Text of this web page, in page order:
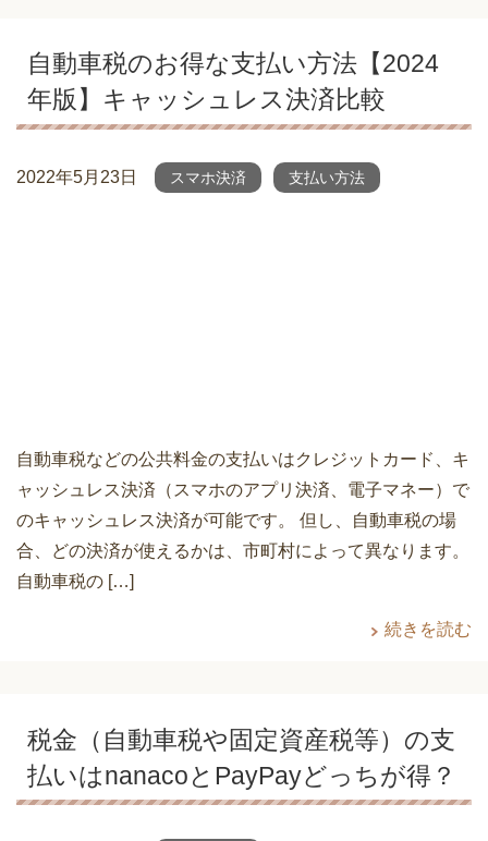
自動車税のお得な支払い方法【2024
年版】キャッシュレス決済比較
2022年5月23日 スマホ決済 支払い方法
自動車税などの公共料金の支払いはクレジットカード、キ
ャッシュレス決済（スマホのアプリ決済、電子マネー）で
のキャッシュレス決済が可能です。 但し、自動車税の場
合、どの決済が使えるかは、市町村によって異なります。
自動車税の […]
続きを読む
税金（自動車税や固定資産税等）の支
払いはnanacoとPayPayどっちが得？